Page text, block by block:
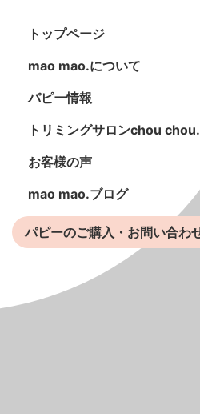
トップページ
mao mao.について
パピー情報
トリミングサロンchou chou.
お客様の声
mao mao.ブログ
パピーのご購入・お問い合わ